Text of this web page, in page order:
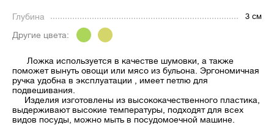
Глубина 3 см
Другие цвета:
Ложка используется в качестве шумовки, а также
поможет вынуть овощи или мясо из бульона. Эргономичная
ручка удобна в эксплуатации , имеет петлю для
подвешивания.
Изделия изготовлены из высококачественного пластика,
выдерживают высокие температуры, подходят для всех
видов посуды, можно мыть в посудомоечной машине.